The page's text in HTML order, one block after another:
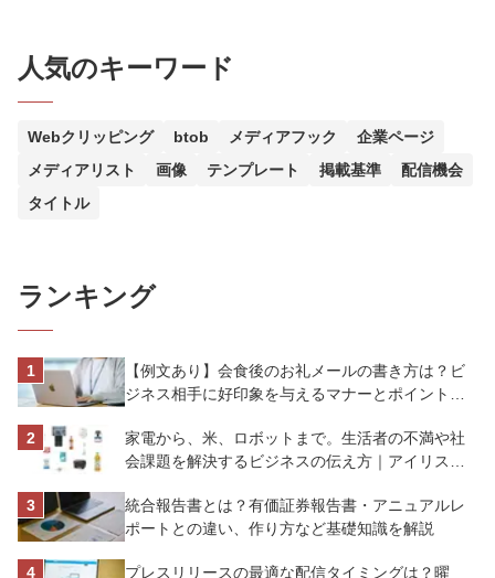
人気のキーワード
Webクリッピング btob メディアフック
企業ページ
メディアリスト
画像 テンプレート 掲載基準
配信機会
タイトル
ランキング
【例文あり】会食後のお礼メールの書き方は？ビ
ジネス相手に好印象を与えるマナーとポイントを
家電から、米、ロボットまで。生活者の不満や社
会課題を解決するビジネスの伝え方｜アイリスオ
統合報告書とは？有価証券報告書・アニュアルレ
ポートとの違い、作り方など基礎知識を解説
プレスリリースの最適な配信タイミングは？曜